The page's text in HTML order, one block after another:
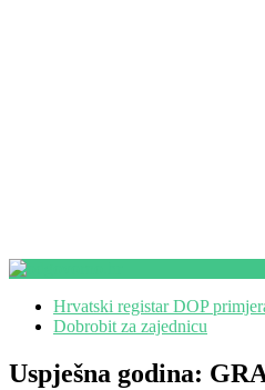
Hrvatski registar DOP
Dobrobit za zajednicu
Uspješna godina: